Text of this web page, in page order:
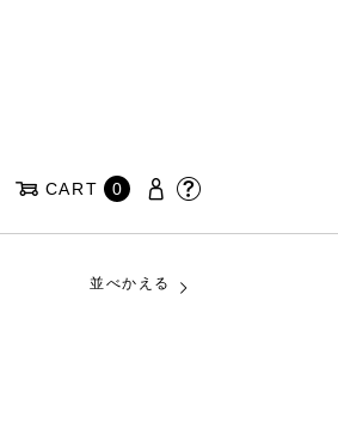
CART 0
並べかえる